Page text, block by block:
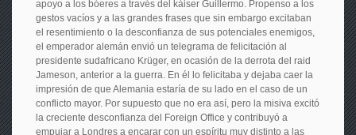
apoyo a los bóeres a través del káiser Guillermo. Propenso a los
gestos vacíos y a las grandes frases que sin embargo excitaban
el resentimiento o la desconfianza de sus potenciales enemigos,
el emperador alemán envió un telegrama de felicitación al
presidente sudafricano Krüger, en ocasión de la derrota del raid
Jameson, anterior a la guerra. En él lo felicitaba y dejaba caer la
impresión de que Alemania estaría de su lado en el caso de un
conflicto mayor. Por supuesto que no era así, pero la misiva excitó
la creciente desconfianza del Foreign Office y contribuyó a
empujar a Londres a encarar con un espíritu muy distinto a las